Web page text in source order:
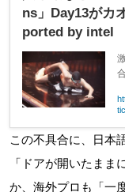
ns」Day13がカ
ported by intel
この不具合に、日本
「ドアが開いたま
か、海外プロも「一